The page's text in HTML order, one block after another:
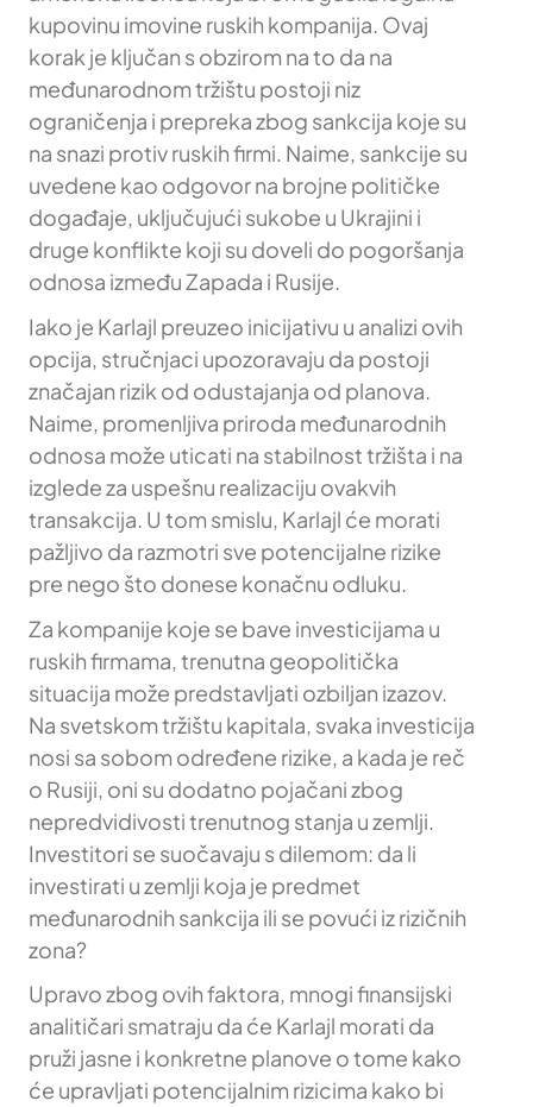
kupovinu imovine ruskih kompanija. Ovaj
korak je ključan s obzirom na to da na
međunarodnom tržištu postoji niz
ograničenja i prepreka zbog sankcija koje su
na snazi protiv ruskih firmi. Naime, sankcije su
uvedene kao odgovor na brojne političke
događaje, uključujući sukobe u Ukrajini i
druge konflikte koji su doveli do pogoršanja
odnosa između Zapada i Rusije.
Iako je Karlajl preuzeo inicijativu u analizi ovih
opcija, stručnjaci upozoravaju da postoji
značajan rizik od odustajanja od planova.
Naime, promenljiva priroda međunarodnih
odnosa može uticati na stabilnost tržišta i na
izglede za uspešnu realizaciju ovakvih
transakcija. U tom smislu, Karlajl će morati
pažljivo da razmotri sve potencijalne rizike
pre nego što donese konačnu odluku.
Za kompanije koje se bave investicijama u
ruskih firmama, trenutna geopolitička
situacija može predstavljati ozbiljan izazov.
Na svetskom tržištu kapitala, svaka investicija
nosi sa sobom određene rizike, a kada je reč
o Rusiji, oni su dodatno pojačani zbog
nepredvidivosti trenutnog stanja u zemlji.
Investitori se suočavaju s dilemom: da li
investirati u zemlji koja je predmet
međunarodnih sankcija ili se povući iz rizičnih
zona?
Upravo zbog ovih faktora, mnogi finansijski
analitičari smatraju da će Karlajl morati da
pruži jasne i konkretne planove o tome kako
će upravljati potencijalnim rizicima kako bi